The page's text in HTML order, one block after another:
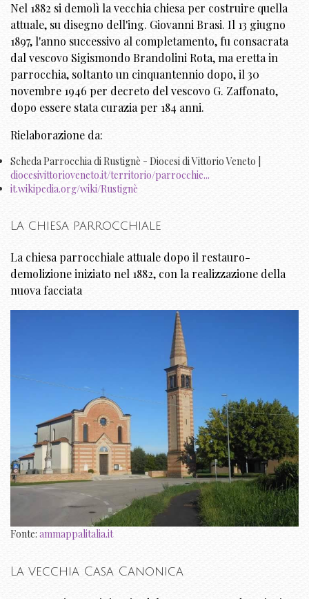
Nel 1882 si demolì la vecchia chiesa per costruire quella
attuale, su disegno dell'ing. Giovanni Brasi. Il 13 giugno
1897, l'anno successivo al completamento, fu consacrata
dal vescovo Sigismondo Brandolini Rota, ma eretta in
parrocchia, soltanto un cinquantennio dopo, il 30
novembre 1946 per decreto del vescovo G. Zaffonato,
dopo essere stata curazia per 184 anni.
Rielaborazione da:
Scheda Parrocchia di Rustignè - Diocesi di Vittorio Veneto |
diocesivittorioveneto.it/territorio/parrocchie...
it.wikipedia.org/wiki/Rustignè
La chiesa parrocchiale
La chiesa parrocchiale attuale dopo il restauro-
demolizione iniziato nel 1882, con la realizzazione della
nuova facciata
Fonte: ammappalitalia.it
La vecchia Casa Canonica